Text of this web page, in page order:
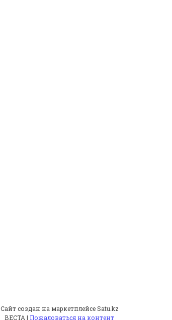
Сайт создан на маркетплейсеSatu.kz
ВЕСТА | Пожаловаться на контент